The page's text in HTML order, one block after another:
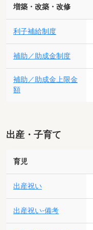
増築・改築・改修
利子補給制度
補助／助成金制度
補助／助成金上限金
額
出産・子育て
育児
出産祝い
出産祝い-備考